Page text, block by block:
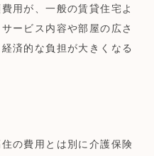
用が、一般の賃貸住宅よ
ービス内容や部屋の広さ
済的な負担が大きくなる
の費用とは別に介護保険